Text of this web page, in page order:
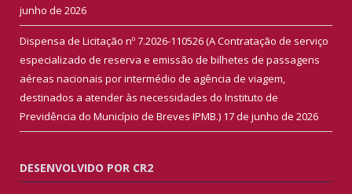
junho de 2026
Dispensa de Licitação nº 7.2026-110526 (A Contratação de serviço
especializado de reserva e emissão de bilhetes de passagens
aéreas nacionais por intermédio de agência de viagem,
destinados a atender às necessidades do Instituto de
Previdência do Município de Breves IPMB.) 17 de junho de 2026
DESENVOLVIDO POR CR2